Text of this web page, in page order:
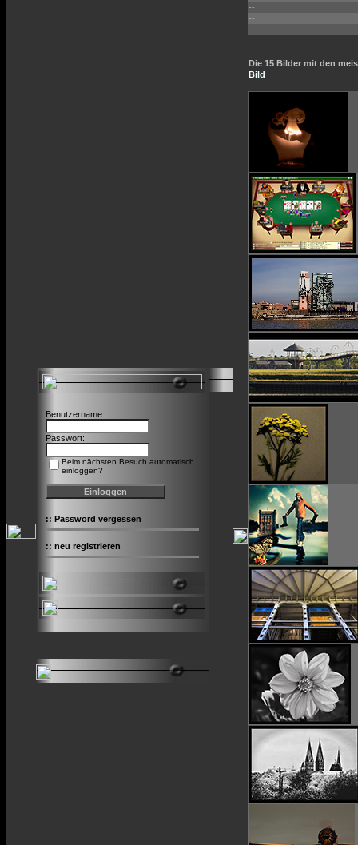
Benutzername:
Passwort:
Beim nächsten Besuch automatisch
einloggen?
:: Password vergessen
:: neu registrieren
--
--
--
Die 15 Bilder mit den
Bild